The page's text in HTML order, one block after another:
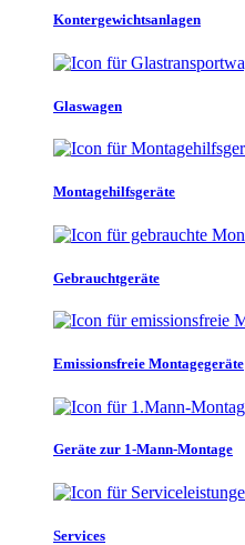
Kontergewichtsanlagen
Glaswagen
Montagehilfsgeräte
Gebrauchtgeräte
Emissionsfreie Montagegeräte
Geräte zur 1-Mann-Montage
Services